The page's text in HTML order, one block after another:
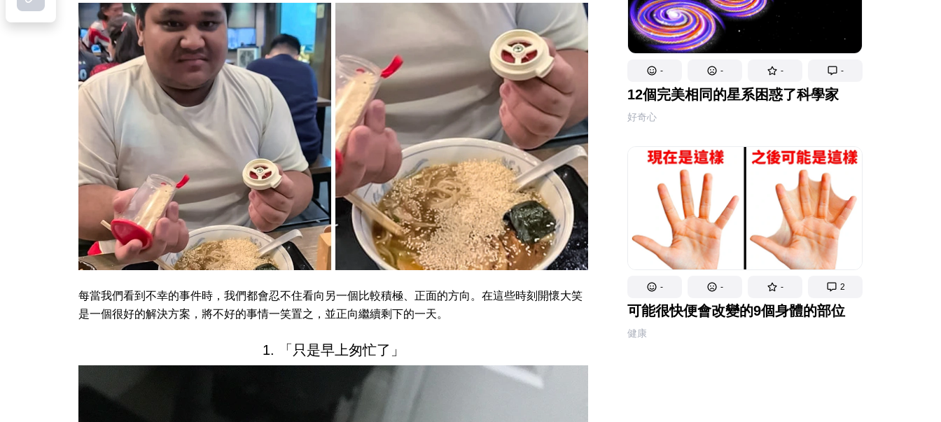
- - - -
12個完美相同的星系困惑了科學家
好奇心
- - - 2
可能很快便會改變的9個身體的部位
健康
每當我們看到不幸的事件時，我們都會忍不住看向另一個比較積極、正面的方向。在這些時刻開懷大笑
是一個很好的解決方案，將不好的事情一笑置之，並正向繼續剩下的一天。
1. 「只是早上匆忙了」